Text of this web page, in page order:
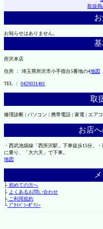
取扱商
お知らせはありません。
所沢本店
住所 ： 埼玉県所沢市小手指台5番地の4地図
TEL ： 0429031481
取
修理診断 | パソコン | 携帯電話 | 家電 | エア
お店
・西武池袋線「西所沢駅」下車徒歩15分。
に乗り、「大六天」で下車。
地図
├初めての方へ
├ よくあるお問い合わせ
├ご利用規約
└ﾌﾟﾗｲﾊﾞｼｰﾎﾟﾘｼｰ